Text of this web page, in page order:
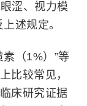
涩、视力模
述规定。
（1%）”等
比较常见，
床研究证据